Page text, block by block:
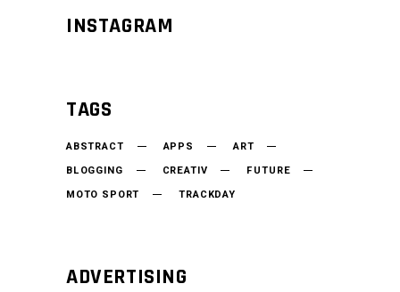
INSTAGRAM
TAGS
ABSTRACT APPS
ART
BLOGGING
CREATIV
FUTURE
MOTO SPORT
TRACKDAY
ADVERTISING